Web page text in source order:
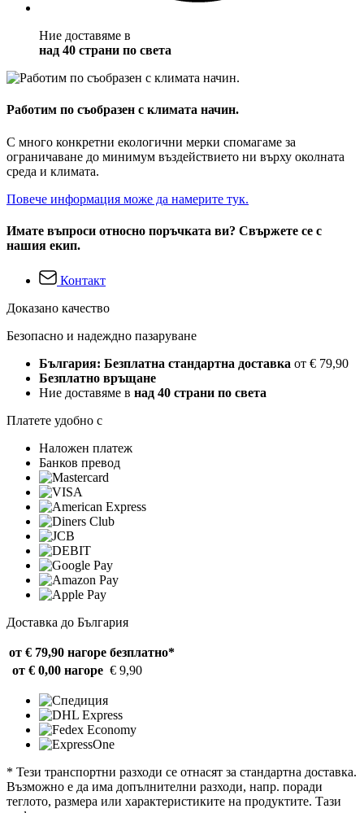
Ние доставяме в
над 40 страни по света
Работим по съобразен с климата начин.
С много конкретни екологични мерки спомагаме за
ограничаване до минимум въздействието ни върху околната
среда и климата.
Повече информация може да намерите тук.
Имате въпроси относно поръчката ви? Свържете се с
нашия екип.
Контакт
Доказано качество
Безопасно и надеждно пазаруване
България: Безплатна стандартна доставка от € 79,90
Безплатно връщане
Ние доставяме в над 40 страни по света
Платете удобно с
Наложен платеж
Банков превод
Доставка до България
от € 79,90 нагоре безплатно*
от € 0,00 нагоре € 9,90
* Тези транспортни разходи се отнасят за стандартна доставка.
Възможно е да има допълнителни разходи, напр. поради
теглото, размера или характеристиките на продуктите. Тази